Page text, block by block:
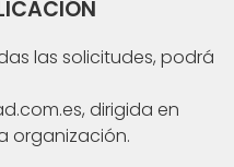
las solicitudes, podrá
dirigida en
organización.